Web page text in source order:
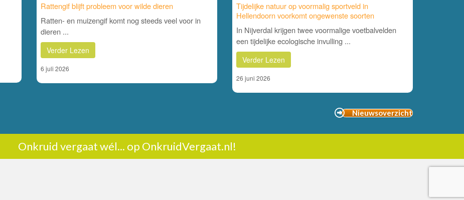
Rattengif blijft probleem voor wilde dieren
Ratten- en muizengif komt nog steeds veel voor in
dieren ...
Verder Lezen
6 juli 2026
Tijdelijke natuur op voormalig sportveld in
Hellendoorn voorkomt ongewenste soorten
In Nijverdal krijgen twee voormalige voetbalvelden
een tijdelijke ecologische invulling ...
Verder Lezen
26 juni 2026
Nieuwsoverzicht
Onkruid vergaat wél... op OnkruidVergaat.nl!